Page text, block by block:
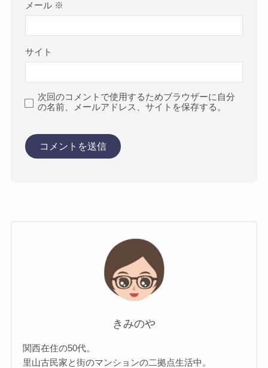
メール ※
サイト
次回のコメントで使用するためブラウザーに自分
の名前、メールアドレス、サイトを保存する。
きみのや
関西在住の50代。
里山古民家と街のマンションの二拠点生活中。